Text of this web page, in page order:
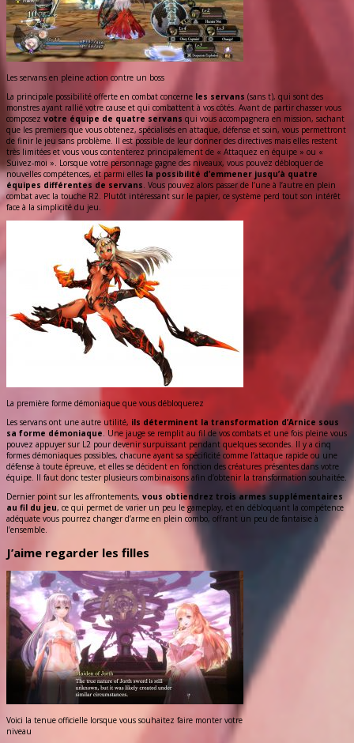
Les servans en pleine action contre un boss
La principale possibilité offerte en combat concerne les servans (sans t), qui sont des
monstres ayant rallié votre cause et qui combattent à vos côtés. Avant de partir chasser vous
composez votre équipe de quatre servans qui vous accompagnera en mission, sachant
que les premiers que vous obtenez, spécialisés en attaque, défense et soin, vous permettront
de finir le jeu sans problème. Il est possible de leur donner des directives mais elles restent
très limitées et vous vous contenterez principalement de « Attaquez en équipe » ou «
Suivez-moi ». Lorsque votre personnage gagne des niveaux, vous pouvez débloquer de
nouvelles compétences, et parmi elles la possibilité d’emmener jusqu’à quatre
équipes différentes de servans. Vous pouvez alors passer de l’une à l’autre en plein
combat avec la touche R2. Plutôt intéressant sur le papier, ce système perd tout son intérêt
face à la simplicité du jeu.
La première forme démoniaque que vous débloquerez
Les servans ont une autre utilité, ils déterminent la transformation d’Arnice sous
sa forme démoniaque. Une jauge se remplit au fil de vos combats et une fois pleine vous
pouvez appuyer sur L2 pour devenir surpuissant pendant quelques secondes. Il y a cinq
formes démoniaques possibles, chacune ayant sa spécificité comme l’attaque rapide ou une
défense à toute épreuve, et elles se décident en fonction des créatures présentes dans votre
équipe. Il faut donc tester plusieurs combinaisons afin d’obtenir la transformation souhaitée.
Dernier point sur les affrontements, vous obtiendrez trois armes supplémentaires
au fil du jeu, ce qui permet de varier un peu le gameplay, et en débloquant la compétence
adéquate vous pourrez changer d’arme en plein combo, offrant un peu de fantaisie à
l’ensemble.
J’aime regarder les filles
Voici la tenue officielle lorsque vous souhaitez faire monter votre
niveau